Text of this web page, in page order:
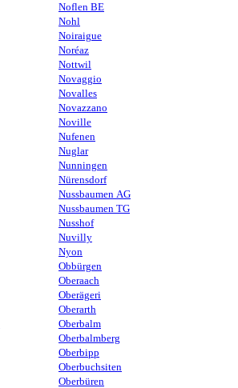
Noflen BE
Nohl
Noiraigue
Noréaz
Nottwil
Novaggio
Novalles
Novazzano
Noville
Nufenen
Nuglar
Nunningen
Nürensdorf
Nussbaumen AG
Nussbaumen TG
Nusshof
Nuvilly
Nyon
Obbürgen
Oberaach
Oberägeri
Oberarth
Oberbalm
Oberbalmberg
Oberbipp
Oberbuchsiten
Oberbüren